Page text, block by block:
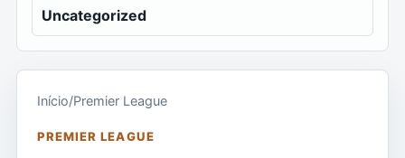
Uncategorized
Início/Premier League
PREMIER LEAGUE